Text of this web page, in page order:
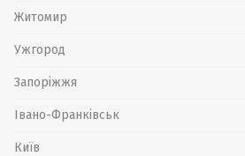
Житомир
Ужгород
Запоріжжя
Івано-Франківськ
Київ